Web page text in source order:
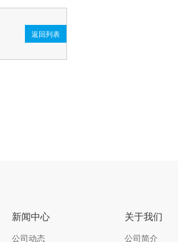
返回列表
新闻中心
公司动态
关于我们
公司简介